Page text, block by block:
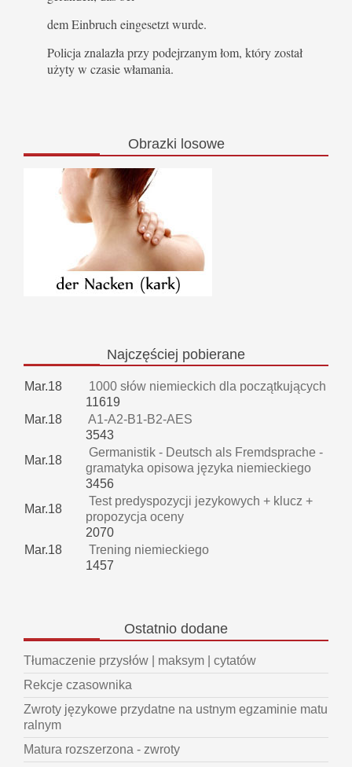
dem Einbruch eingesetzt wurde.
Policja znalazła przy podejrzanym łom, który został
użyty w czasie włamania.
Obrazki losowe
Najczęściej pobierane
Mar.18
1000 słów niemieckich dla początkujących
11619
Mar.18
A1-A2-B1-B2-AES
3543
Mar.18
Germanistik - Deutsch als Fremdsprache -
gramatyka opisowa języka niemieckiego
3456
Mar.18
Test predyspozycji jezykowych + klucz +
propozycja oceny
2070
Mar.18
Trening niemieckiego
1457
Ostatnio dodane
Tłumaczenie przysłów | maksym | cytatów
Rekcje czasownika
Zwroty językowe przydatne na ustnym egzaminie matu
ralnym
Matura rozszerzona - zwroty